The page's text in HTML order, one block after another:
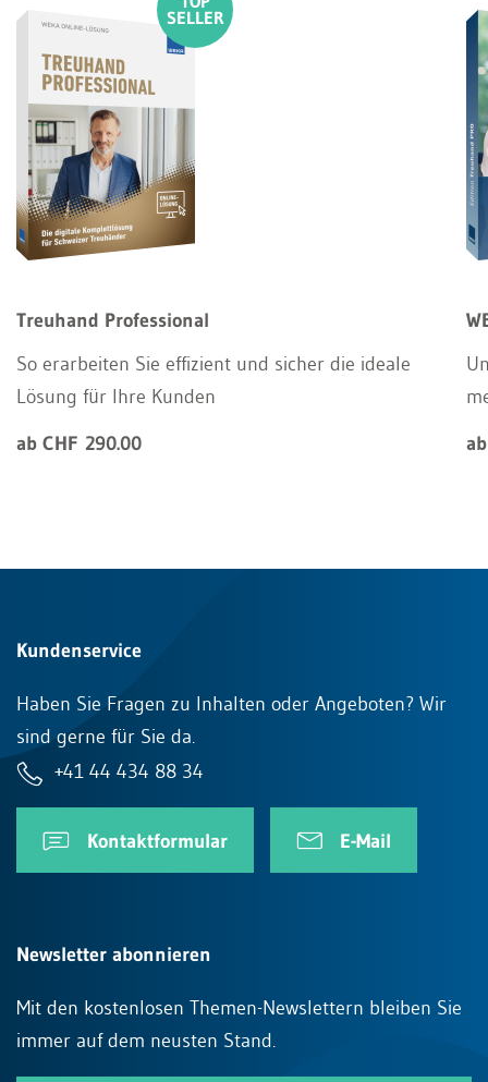
Treuhand Professional
So erarbeiten Sie effizient und sicher die ideale
Lösung für Ihre Kunden
ab CHF 290.00
Kundenservice
Haben Sie Fragen zu Inhalten oder Angeboten? Wir
sind gerne für Sie da.
+41 44 434 88 34
Kontaktformular E-Mail
Newsletter abonnieren
Mit den kostenlosen Themen-Newslettern bleiben Sie
immer auf dem neusten Stand.